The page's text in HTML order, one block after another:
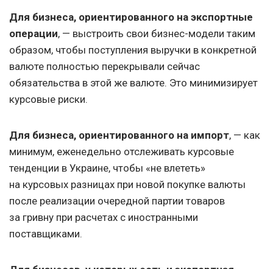
Для бизнеса, ориентированного на экспортные
операции, — выстроить свои бизнес-модели таким
образом, чтобы поступления выручки в конкретной
валюте полностью перекрывали сейчас
обязательства в этой же валюте. Это минимизирует
курсовые риски.
Для бизнеса, ориентированного на импорт, — как
минимум, еженедельно отслеживать курсовые
тенденции в Украине, чтобы «не влететь»
на курсовых разницах при новой покупке валюты
после реализации очередной партии товаров
за гривну при расчетах с иностранными
поставщиками.